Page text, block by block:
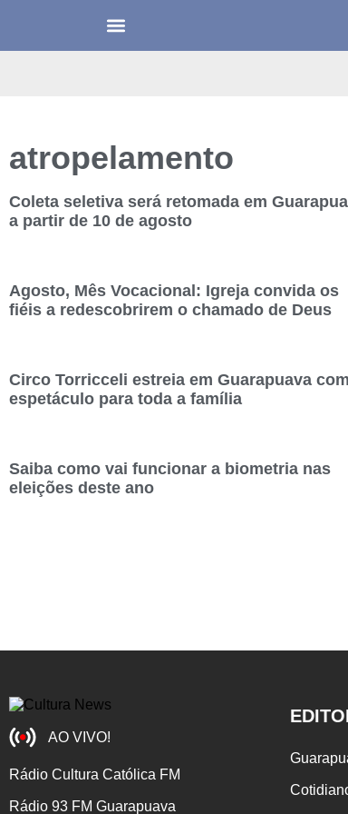
atropelamento
Coleta seletiva será retomada em
a partir de 10 de agosto
Agosto, Mês Vocacional: Igreja convida os
fiéis a redescobrirem o chamado de Deus
Circo Torricceli estreia em Guarapuava com
espetáculo para toda a família
Saiba como vai funcionar a biometria nas
eleições deste ano
AO VIVO!
Rádio Cultura Católica FM
Rádio 93 FM Guarapuava